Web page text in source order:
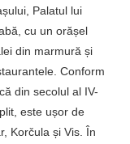
Palatul lui
cu un orășel
din marmură și
Conform
din secolul al IV-
este ușor de
Korčula și Vis. În